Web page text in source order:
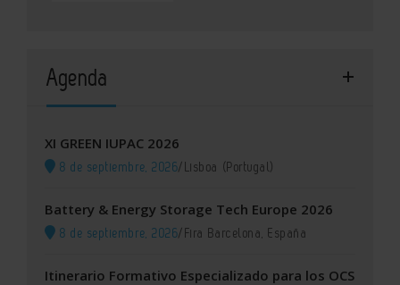
Agenda
XI GREEN IUPAC 2026
8 de septiembre, 2026/Lisboa (Portugal)
Battery & Energy Storage Tech Europe 2026
8 de septiembre, 2026/Fira Barcelona, España
Itinerario Formativo Especializado para los OCS